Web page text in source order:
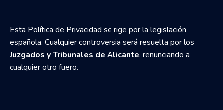
Esta Política de Privacidad se rige por la legislación
española. Cualquier controversia será resuelta por los
Juzgados y Tribunales de Alicante, renunciando a
cualquier otro fuero.